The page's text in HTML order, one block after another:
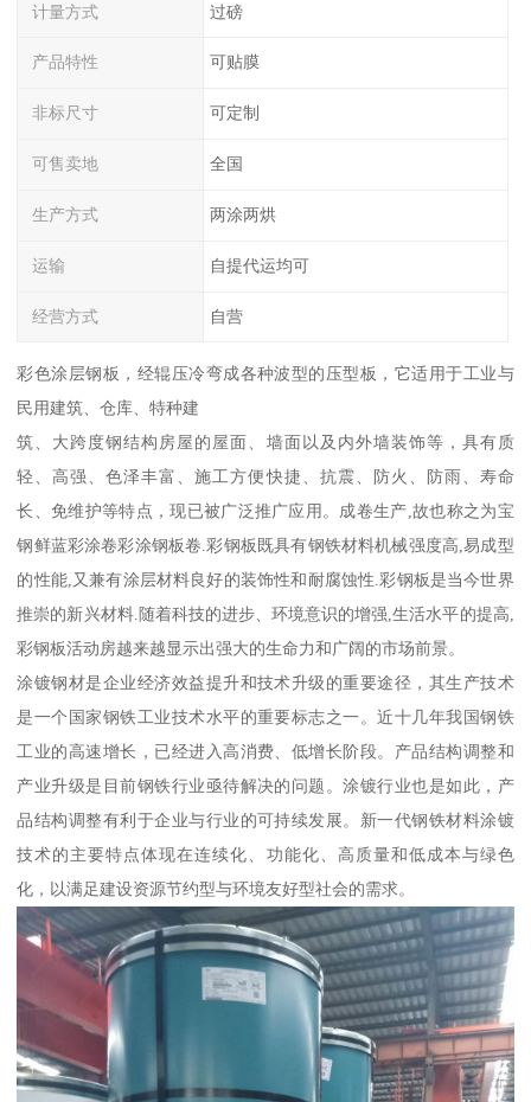
计量方式 过磅
产品特性 可贴膜
非标尺寸 可定制
可售卖地 全国
生产方式 两涂两烘
运输 自提代运均可
经营方式 自营
彩色涂层钢板，经辊压冷弯成各种波型的压型板，它适用于工业与
民用建筑、仓库、特种建
筑、大跨度钢结构房屋的屋面、墙面以及内外墙装饰等，具有质
轻、高强、色泽丰富、施工方便快捷、抗震、防火、防雨、寿命
长、免维护等特点，现已被广泛推广应用。成卷生产,故也称之为宝
钢鲜蓝彩涂卷彩涂钢板卷.彩钢板既具有钢铁材料机械强度高,易成型
的性能,又兼有涂层材料良好的装饰性和耐腐蚀性.彩钢板是当今世界
推崇的新兴材料.随着科技的进步、环境意识的增强,生活水平的提高,
彩钢板活动房越来越显示出强大的生命力和广阔的市场前景。
涂镀钢材是企业经济效益提升和技术升级的重要途径，其生产技术
是一个国家钢铁工业技术水平的重要标志之一。近十几年我国钢铁
工业的高速增长，已经进入高消费、低增长阶段。产品结构调整和
产业升级是目前钢铁行业亟待解决的问题。涂镀行业也是如此，产
品结构调整有利于企业与行业的可持续发展。新一代钢铁材料涂镀
技术的主要特点体现在连续化、功能化、高质量和低成本与绿色
化，以满足建设资源节约型与环境友好型社会的需求。